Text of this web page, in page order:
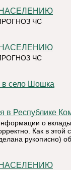
ЧС
ЧС
в село Шошка
в Республике
о
Как в
рукописно)